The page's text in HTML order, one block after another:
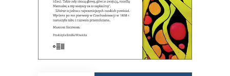
E-BOOK DO KOSZYKA